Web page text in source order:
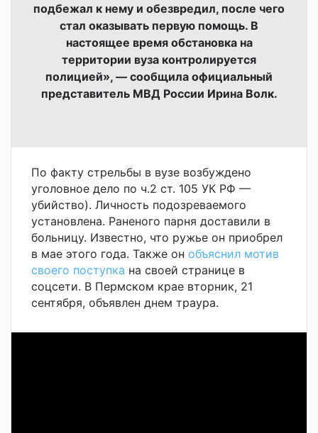
подбежал к нему и обезвредил, после чего
стал оказывать первую помощь. В
настоящее время обстановка на
территории вуза контролируется
полицией», — сообщила официальный
представитель МВД России Ирина Волк.
По факту стрельбы в вузе возбуждено
уголовное дело по ч.2 ст. 105 УК РФ —
убийство). Личность подозреваемого
установлена. Раненого парня доставили в
больницу. Известно, что ружье он приобрел
в мае этого года. Также он объяснил мотив
своего поступка на своей странице в
соцсети. В Пермском крае вторник, 21
сентября, объявлен днем траура.